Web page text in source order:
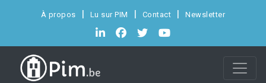
À propos Lu sur PIM Contact Newsletter